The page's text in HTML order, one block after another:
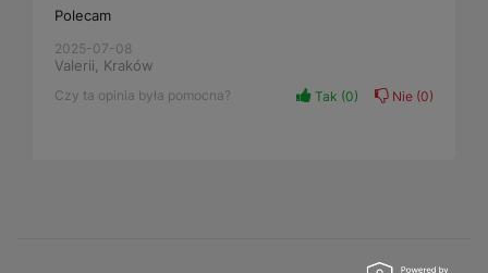
Polecam
2025-07-08
Valerii, Kraków
Czy ta opinia była pomocna? Tak 0 Nie 0